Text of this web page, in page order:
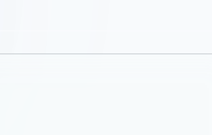
VER EN PANTALLA COMPLETA